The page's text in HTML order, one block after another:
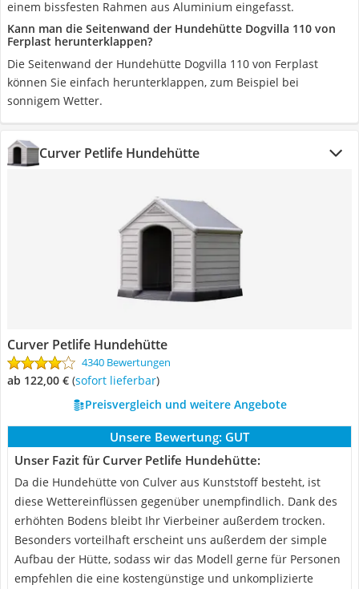
einem bissfesten Rahmen aus Aluminium eingefasst.
Kann man die Seitenwand der Hundehütte Dogvilla 110 von
Ferplast herunterklappen?
Die Seitenwand der Hundehütte Dogvilla 110 von Ferplast
können Sie einfach herunterklappen, zum Beispiel bei
sonnigem Wetter.
Curver Petlife Hundehütte
Curver Petlife Hundehütte
4340 Bewertungen
ab 122,00 € ( Sofort lieferbar)
Preisvergleich und weitere Angebote
Unsere Bewertung: GUT
Unser Fazit für Curver Petlife Hundehütte:
Da die Hundehütte von Culver aus Kunststoff besteht, ist
diese Wettereinflüssen gegenüber unempfindlich. Dank des
erhöhten Bodens bleibt Ihr Vierbeiner außerdem trocken.
Besonders vorteilhaft erscheint uns außerdem der simple
Aufbau der Hütte, sodass wir das Modell gerne für Personen
empfehlen die eine kostengünstige und unkomplizierte